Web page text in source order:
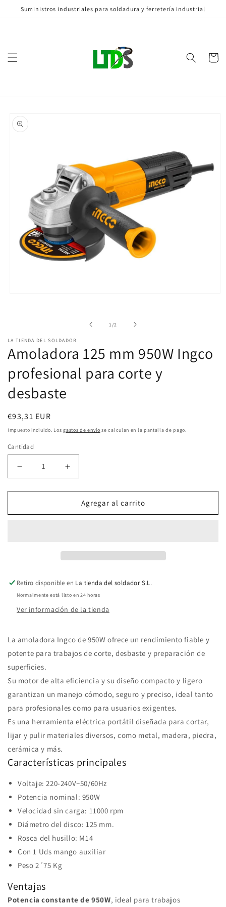
directamente
Suministros industriales para soldadura y ferretería industrial
Carrito
a la
información
1
en
ventana
modal
1 /de2
LA TIENDA DEL SOLDADOR
Amoladora 125 mm 950W Ingco
profesional para corte y
desbaste
Precio
habitual
€93,31 EUR
Impuesto incluido. Losgastos de envío se calculan en la pantalla de pago.
Cantidad
cantidad
Ingco
corte
y
desbaste
cantidad
para
mm
Ingco
corte
y
Agregar al carrito
Retiro disponible en La tienda del soldador S.L.
Normalmente está listo en 24 horas
Ver información de la tienda
La amoladora Ingco de 950W ofrece un rendimiento fiable y
potente para trabajos de corte, desbaste y preparación de
superficies.
Su motor de alta eficiencia y su diseño compacto y ligero
garantizan un manejo cómodo, seguro y preciso, ideal tanto
para profesionales como para usuarios exigentes.
Es una herramienta eléctrica portátil diseñada para cortar,
lijar y pulir materiales diversos, como metal, madera, piedra,
cerámica y más.
Características principales
Voltaje: 220-240V~50/60Hz
Potencia nominal: 950W
Velocidad sin carga: 11000 rpm
Diámetro del disco: 125 mm.
Rosca del husillo: M14
Con 1 Uds mango auxiliar
Peso 2´75 Kg
Ventajas
Potencia constante de 950W, ideal para trabajos